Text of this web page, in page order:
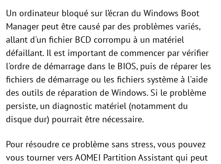
Un ordinateur bloqué sur l’écran du Windows Boot
Manager peut être causé par des problèmes variés,
allant d'un fichier BCD corrompu à un matériel
défaillant. Il est important de commencer par vérifier
l'ordre de démarrage dans le BIOS, puis de réparer les
fichiers de démarrage ou les fichiers système à l'aide
des outils de réparation de Windows. Si le problème
persiste, un diagnostic matériel (notamment du
disque dur) pourrait être nécessaire.
Pour résoudre ce problème sans stress, vous pouvez
vous tourner vers AOMEI Partition Assistant qui peut